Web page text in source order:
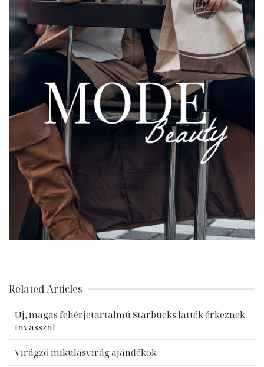
Related Articles
Új, magas fehérjetartalmú Starbucks latték érkeznek
tavasszal
Virágzó mikulásvirág ajándékok